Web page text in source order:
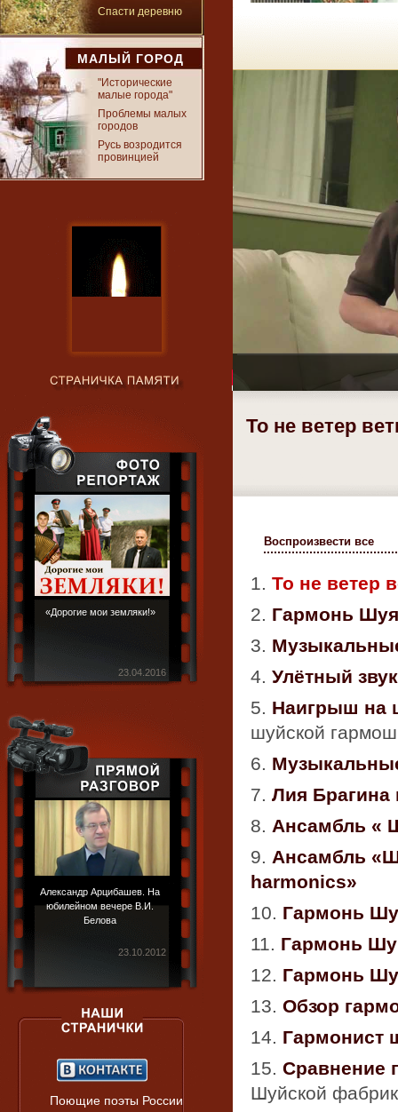
Спасти деревню
МАЛЫЙ ГОРОД
"Исторические
малые города"
Проблемы малых
городов
Русь возродится
провинцией
«Дорогие мои земляки!»
23.04.2016
Александр Арцибашев. На
юбилейном вечере В.И.
Белова
23.10.2012
Поющие поэты России
То не ветер
Воспроизвести все
1.
То не ветер
2.
Гармонь
3.
4. Улётный
5.
Наигрыш на
шуйской
6.
7. Лия
8.
Ансамбль «
9.
Ансамбль
harmonics»
10.
Гармонь
11.
Гармонь
12.
Гармонь
13. Обзор
14.
Гармонист
15. Сравнение
Шуйской